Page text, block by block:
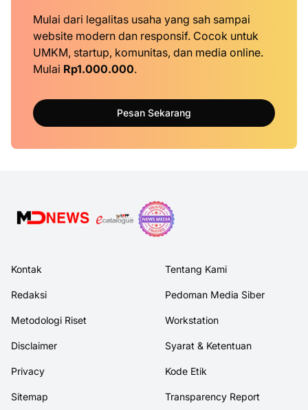
Mulai dari legalitas usaha yang sah sampai
website modern dan responsif. Cocok untuk
UMKM, startup, komunitas, dan media online.
Mulai Rp1.000.000.
Pesan Sekarang
Kontak Tentang Kami
Redaksi Pedoman Media Siber
Metodologi Riset Workstation
Disclaimer Syarat & Ketentuan
Privacy Kode Etik
Sitemap Transparency Report